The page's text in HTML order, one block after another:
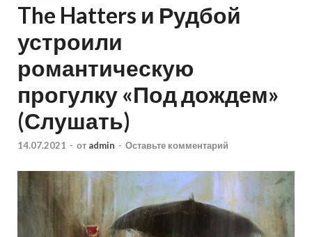
The Hatters и Рудбой
устроили
романтическую
прогулку «Под дождем»
(Слушать)
14.07.2021 - от admin - Оставьте комментарий